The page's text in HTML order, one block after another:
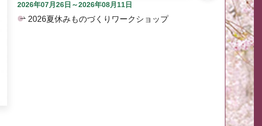
2026年07月26日～2026年08月11日
2026夏休みものづくりワークショップ